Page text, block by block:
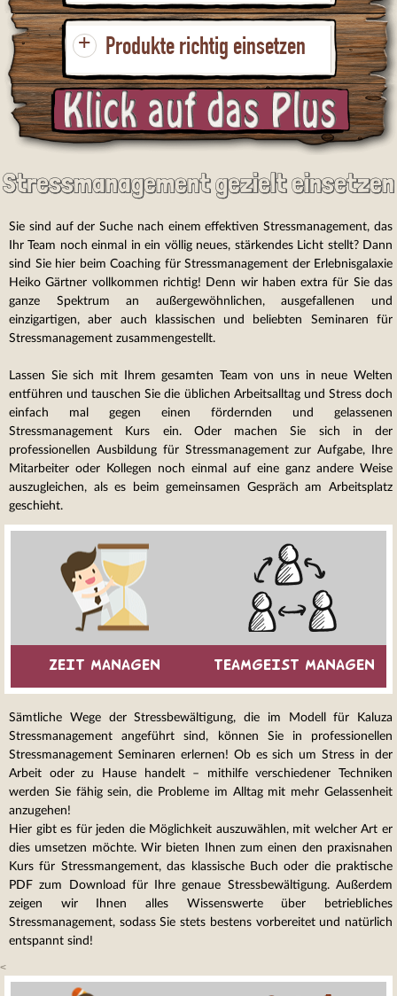
+ Produkte richtig einsetzen
Stressmanagement gezielt einsetzen
Sie sind auf der Suche nach einem effektiven Stressmanagement, das
Ihr Team noch einmal in ein völlig neues, stärkendes Licht stellt? Dann
sind Sie hier beim Coaching für Stressmanagement der Erlebnisgalaxie
Heiko Gärtner vollkommen richtig! Denn wir haben extra für Sie das
ganze Spektrum an außergewöhnlichen, ausgefallenen und
einzigartigen, aber auch klassischen und beliebten Seminaren für
Stressmanagement zusammengestellt.
Lassen Sie sich mit Ihrem gesamten Team von uns in neue Welten
entführen und tauschen Sie die üblichen Arbeitsalltag und Stress doch
einfach mal gegen einen fördernden und gelassenen
Stressmanagement Kurs ein. Oder machen Sie sich in der
professionellen Ausbildung für Stressmanagement zur Aufgabe, Ihre
Mitarbeiter oder Kollegen noch einmal auf eine ganz andere Weise
auszugleichen, als es beim gemeinsamen Gespräch am Arbeitsplatz
geschieht.
ZEIT MANAGEN TEAMGEIST MANAGEN
Sämtliche Wege der Stressbewältigung, die im Modell für Kaluza
Stressmanagement angeführt sind, können Sie in professionellen
Stressmanagement Seminaren erlernen! Ob es sich um Stress in der
Arbeit oder zu Hause handelt – mithilfe verschiedener Techniken
werden Sie fähig sein, die Probleme im Alltag mit mehr Gelassenheit
anzugehen!
Hier gibt es für jeden die Möglichkeit auszuwählen, mit welcher Art er
dies umsetzen möchte. Wir bieten Ihnen zum einen den praxisnahen
Kurs für Stressmangement, das klassische Buch oder die praktische
PDF zum Download für Ihre genaue Stressbewältigung. Außerdem
zeigen wir Ihnen alles Wissenswerte über betriebliches
Stressmanagement, sodass Sie stets bestens vorbereitet und natürlich
entspannt sind!
<